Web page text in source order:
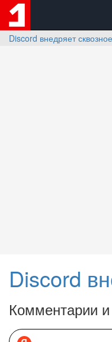
Discord внедряет
Комментарии